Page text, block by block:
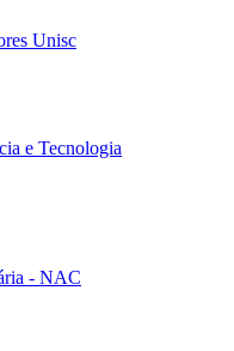
Unisc
e Tecnologia
- NAC